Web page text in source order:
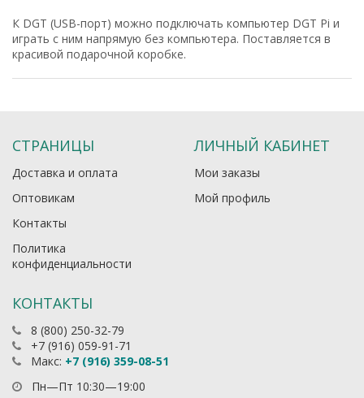
К DGT (USB-порт) можно подключать компьютер DGT Pi и
играть с ним напрямую без компьютера. Поставляется в
красивой подарочной коробке.
СТРАНИЦЫ
Доставка и оплата
Оптовикам
Контакты
Политика
конфиденциальности
ЛИЧНЫЙ КАБИНЕТ
Мои заказы
Мой профиль
КОНТАКТЫ
8 (800) 250-32-79
+7 (916) 059-91-71
Макс: +7 (916) 359-08-51
Пн—Пт 10:30—19:00